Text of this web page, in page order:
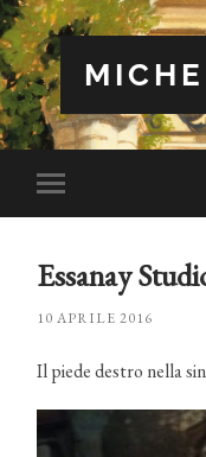
Attiva/disattiva
il
dispositivi
Essanay
10 APRILE 2016
Il piede destro nella